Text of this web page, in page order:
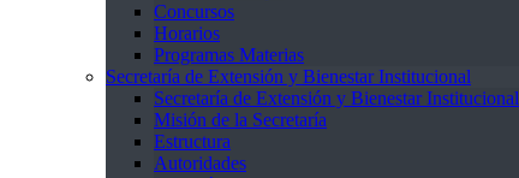
Concursos
Horarios
Programas Materias
Secretaría de Extensión y Bienestar Institucional
Secretaría de Extensión y Bienestar Institucional
Misión de la Secretaría
Estructura
Autoridades